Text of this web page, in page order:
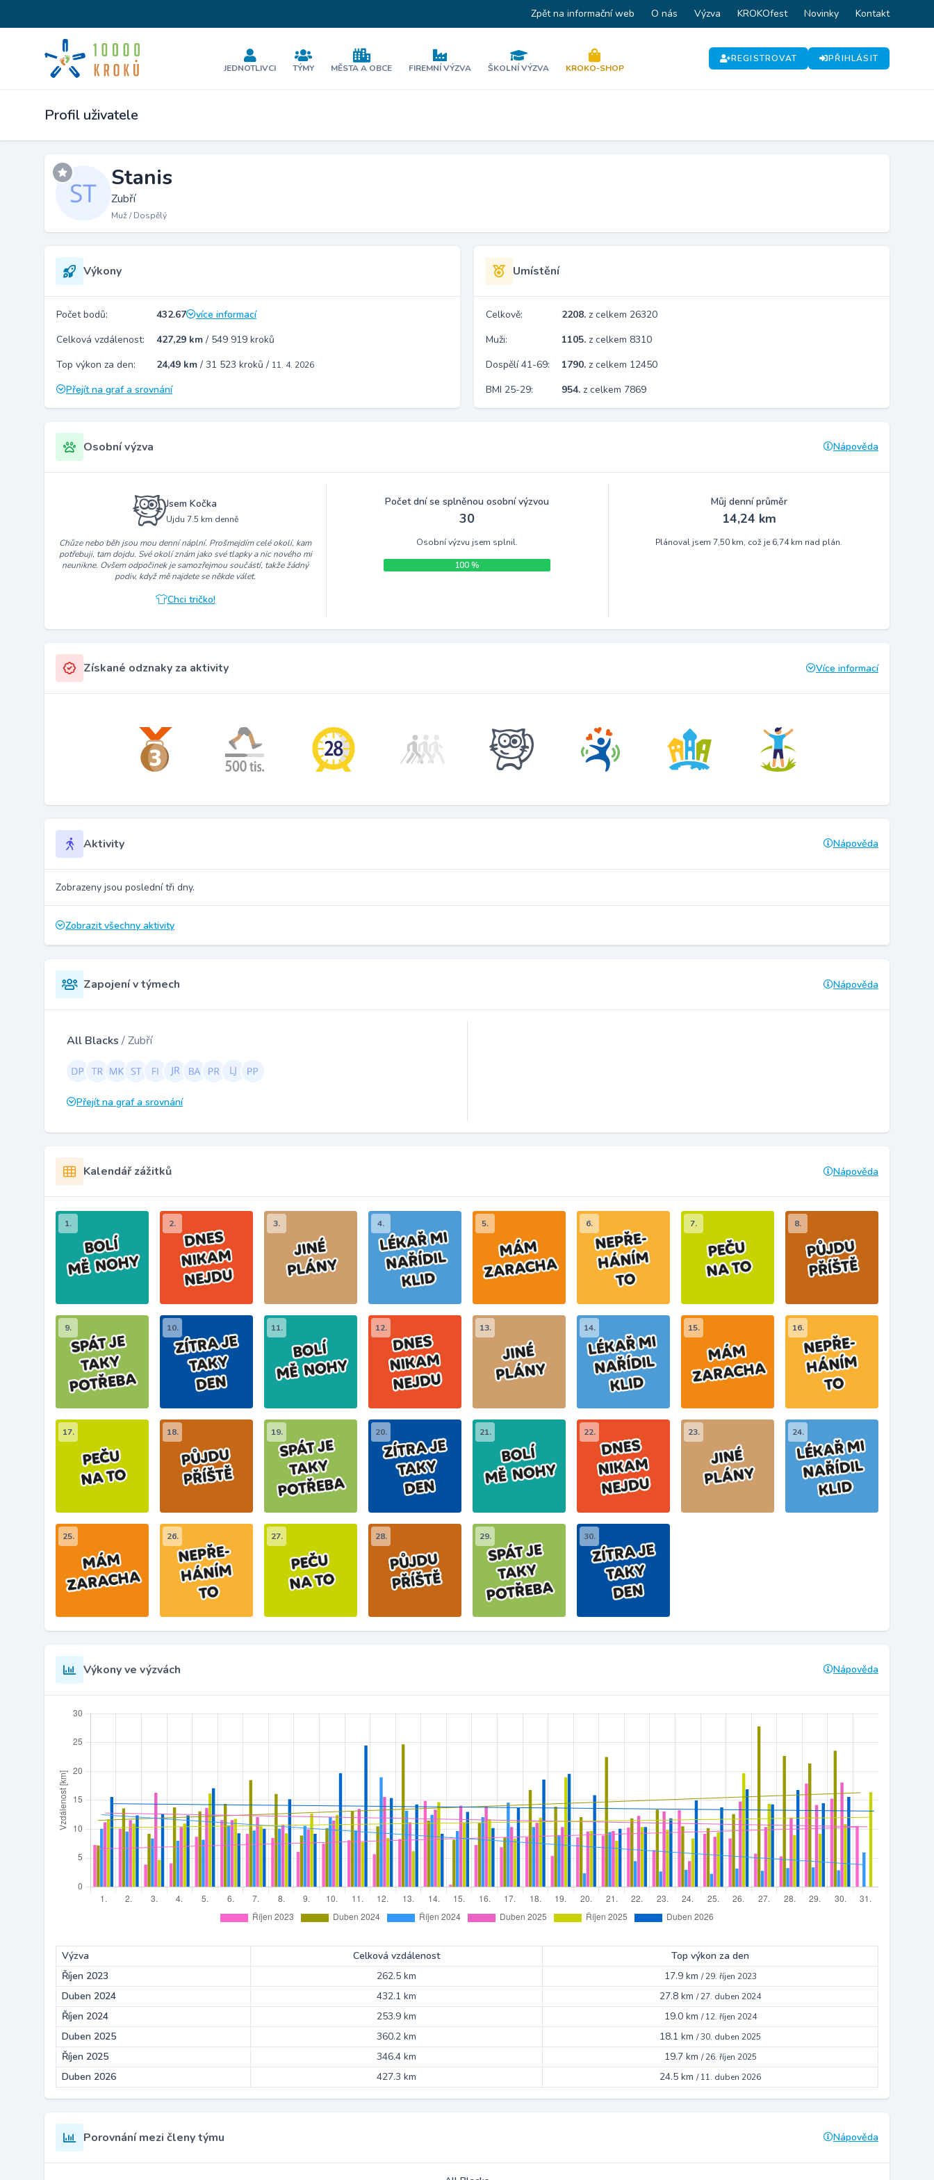
Zpět na informační web O nás Výzva KROKOfest Novinky Kontakt
JEDNOTLIVCI TÝMY MĚSTA A OBCE FIREMNÍ VÝZVA ŠKOLNÍ VÝZVA KROKO-SHOP
REGISTROVAT PŘIHLÁSIT
Profil uživatele
Stanis
Zubří
Muž / Dospělý
Výkony
Počet bodů: 432.67
více informací
Celková vzdálenost:
427,29 km / 549 919 kroků
Top výkon za den:
24,49 km / 31 523 kroků / 11. 4. 2026
Přejít na graf a srovnání
Umístění
Celkově: 2208. z celkem 26320
Muži:
1105. z celkem 8310
Dospělí 41-69:
1790. z celkem 12450
BMI 25-29:
954. z celkem 7869
Osobní výzva Nápověda
Jsem Kočka
Ujdu 7.5 km denně
Chůze nebo běh jsou mou denní náplní. Prošmejdím celé okolí, kam
potřebuji, tam dojdu. Své okolí znám jako své tlapky a nic nového mi
neunikne. Ovšem odpočinek je samozřejmou součástí, takže žádný
podiv, když mě najdete se někde válet.
Chci tričko!
Počet dní se splněnou osobní výzvou
30
Osobní výzvu jsem splnil.
100 %
Můj denní průměr
14,24 km
Plánoval jsem 7,50 km, což je 6,74 km nad plán.
Získané odznaky za aktivity Více informací
Aktivity Nápověda
Zobrazeny jsou poslední tři dny.
Zobrazit všechny aktivity
Zapojení v týmech Nápověda
All Blacks / Zubří
Přejít na graf a srovnání
Kalendář zážitků Nápověda
1. 2. 3. 4. 5. 6. 7. 8.
9. 10. 11. 12. 13. 14. 15. 16.
17. 18. 19. 20. 21. 22. 23. 24.
25. 26. 27. 28. 29. 30.
Výkony ve výzvách Nápověda
Výzva Celková vzdálenost
Top výkon za den
Říjen 2023
262.5 km 17.9 km /29. říjen 2023
Duben 2024 432.1 km 27.8 km /27. duben 2024
Říjen 2024 253.9 km 19.0 km /12. říjen 2024
Duben 2025 360.2 km 18.1 km /30. duben 2025
Říjen 2025 346.4 km 19.7 km /26. říjen 2025
Duben 2026 427.3 km 24.5 km /11. duben 2026
Porovnání mezi členy týmu Nápověda